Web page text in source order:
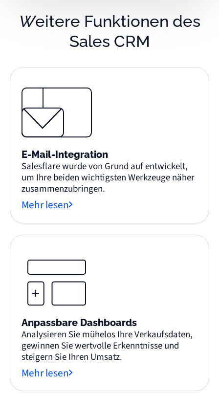
Weitere Funktionen des
Sales CRM
E-Mail-Integration
Salesflare wurde von Grund auf entwickelt,
um Ihre beiden wichtigsten Werkzeuge näher
zusammenzubringen.
Mehr lesen
Anpassbare Dashboards
Analysieren Sie mühelos Ihre Verkaufsdaten,
gewinnen Sie wertvolle Erkenntnisse und
steigern Sie Ihren Umsatz.
Mehr lesen